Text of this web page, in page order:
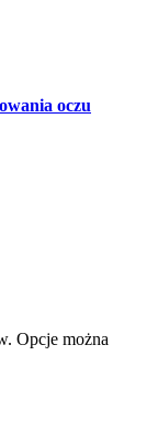
oczu
Opcje można